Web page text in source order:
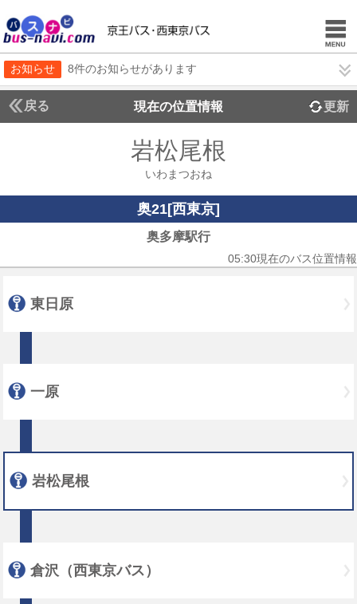
お知らせ 8件のお知らせがあります
戻る 現在の位置情報 更新
岩松尾根
いわまつおね
奥21[西東京]
奥多摩駅行
05:30現在のバス位置情報
東日原
一原
岩松尾根
倉沢（西東京バス）